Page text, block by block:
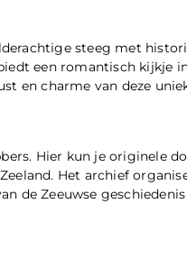
steeg met
een romantisch kijkje
en charme van deze
Hier kun je originele
Het archief
de Zeeuwse